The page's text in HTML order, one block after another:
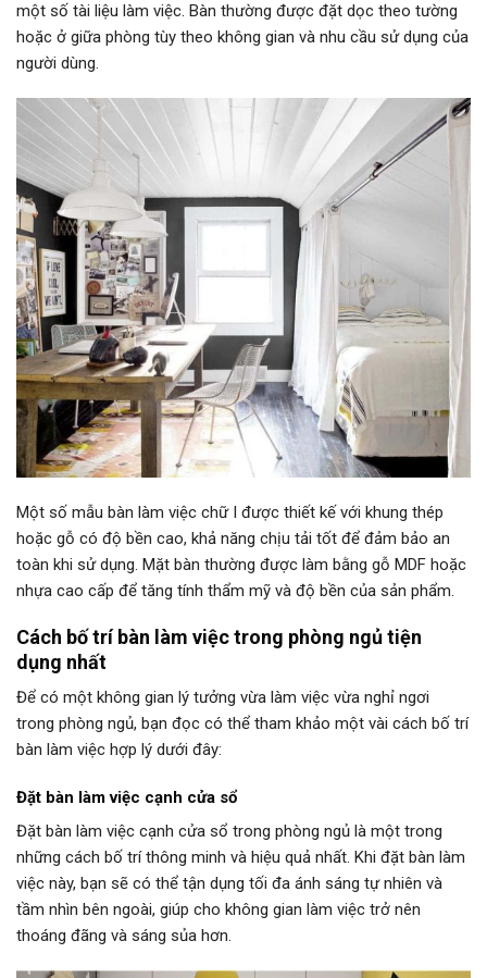
một số tài liệu làm việc. Bàn thường được đặt dọc theo tường
hoặc ở giữa phòng tùy theo không gian và nhu cầu sử dụng của
người dùng.
Một số mẫu bàn làm việc chữ I được thiết kế với khung thép
hoặc gỗ có độ bền cao, khả năng chịu tải tốt để đảm bảo an
toàn khi sử dụng. Mặt bàn thường được làm bằng gỗ MDF hoặc
nhựa cao cấp để tăng tính thẩm mỹ và độ bền của sản phẩm.
Cách bố trí bàn làm việc trong phòng ngủ tiện
dụng nhất
Để có một không gian lý tưởng vừa làm việc vừa nghỉ ngơi
trong phòng ngủ, bạn đọc có thể tham khảo một vài cách bố trí
bàn làm việc hợp lý dưới đây:
Đặt bàn làm việc cạnh cửa sổ
Đặt bàn làm việc cạnh cửa sổ trong phòng ngủ là một trong
những cách bố trí thông minh và hiệu quả nhất. Khi đặt bàn làm
việc này, bạn sẽ có thể tận dụng tối đa ánh sáng tự nhiên và
tầm nhìn bên ngoài, giúp cho không gian làm việc trở nên
thoáng đãng và sáng sủa hơn.